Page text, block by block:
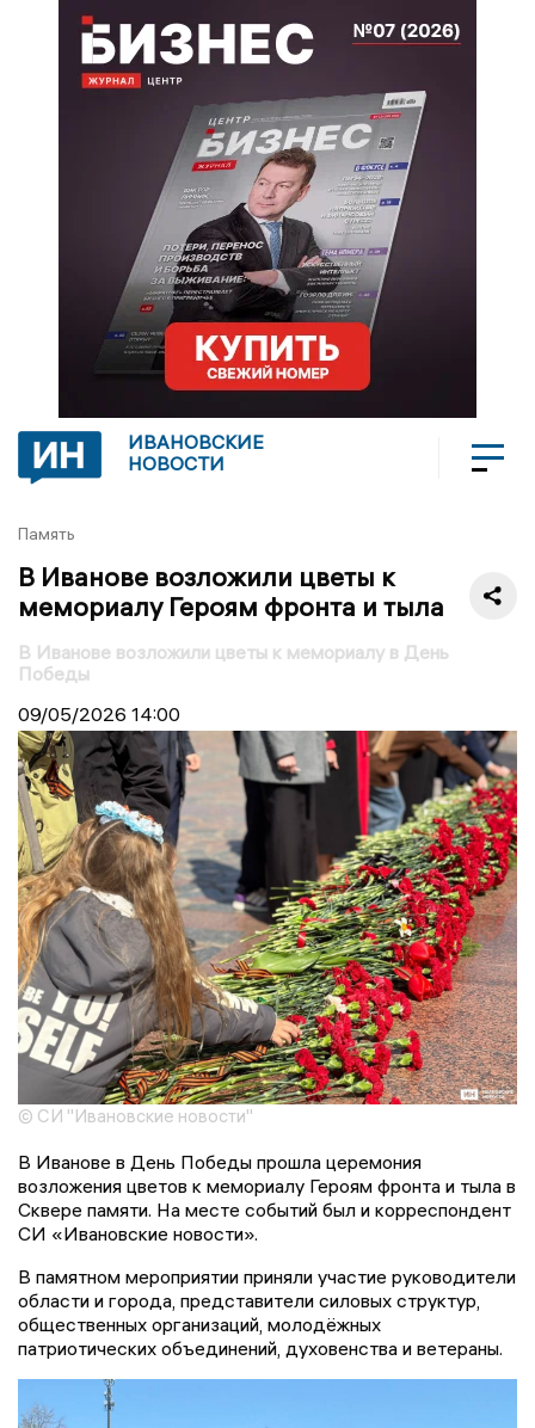
ИВАНОВСКИЕ
НОВОСТИ
Память
В Иванове возложили цветы к
мемориалу Героям фронта и тыла
В Иванове возложили цветы к мемориалу в День
Победы
09/05/2026 14:00
© СИ "Ивановские новости"
В Иванове в День Победы прошла церемония
возложения цветов к мемориалу Героям фронта и тыла в
Сквере памяти. На месте событий был и корреспондент
СИ «Ивановские новости».
В памятном мероприятии приняли участие руководители
области и города, представители силовых структур,
общественных организаций, молодёжных
патриотических объединений, духовенства и ветераны.